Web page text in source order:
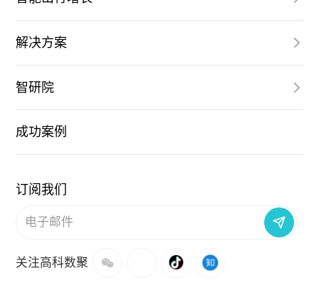
解决方案
智研院
成功案例
订阅我们
关注高科数聚